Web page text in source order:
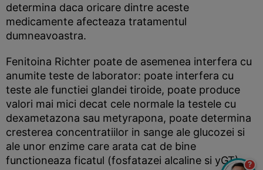
determina daca oricare dintre aceste
medicamente afecteaza tratamentul
dumneavoastra.
Fenitoina Richter poate de asemenea interfera cu
anumite teste de laborator: poate interfera cu
teste ale functiei glandei tiroide, poate produce
valori mai mici decat cele normale la testele cu
dexametazona sau metyrapona, poate determina
cresterea concentratiilor in sange ale glucozei si
ale unor enzime care arata cat de bine
functioneaza ficatul (fosfatazei alcaline si yGT).
?